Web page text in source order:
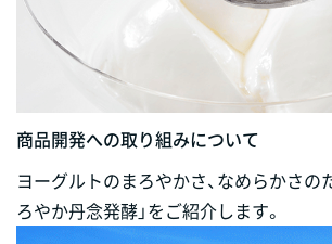
商品開発への取り組みについて
ヨーグルトのまろやかさ、なめらかさの
ろやか丹念発酵」をご紹介します。